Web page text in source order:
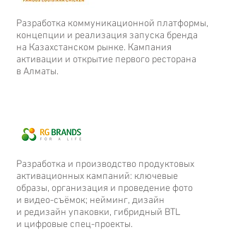
Разработка коммуникационной платформы,
концепции и реализация запуска бренда
на Казахстанском рынке. Кампания
активации и открытие первого ресторана
в Алматы.
Разработка и производство продуктовых
активационных кампаний: ключевые
образы, организация и проведение фото
и видео-съёмок; нейминг, дизайн
и редизайн упаковки, гибридный BTL
и цифровые спец-проекты.